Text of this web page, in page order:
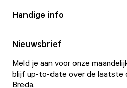
Handige info
Nieuwsbrief
Meld je aan voor onze
blijf up-to-date over de laatste
Breda.